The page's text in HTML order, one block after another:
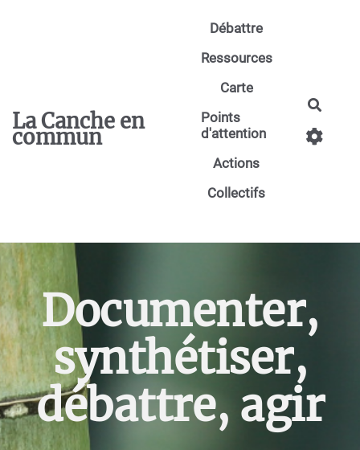
La Canche en
commun
Débattre
Ressources
Carte
Points
d'attention
Actions
Collectifs
Documenter,
synthétiser,
débattre, agir